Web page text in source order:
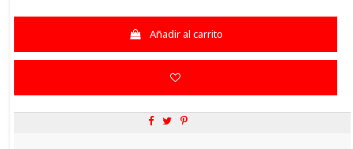
Añadir al carrito